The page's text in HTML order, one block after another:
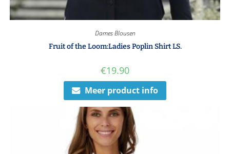
Dames Blousen
Fruit of the Loom:Ladies Poplin Shirt LS.
€19.90
Meer product info